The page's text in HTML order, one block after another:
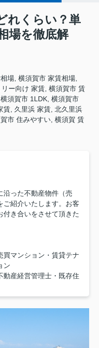
れくらい？単
場を徹底解
場, 横須賀市 家賃相場,
ー向け 家賃, 横須賀市 賃
須賀市 1LDK, 横須賀市
賃, 久里浜 家賃, 北久里浜
市 住みやすい, 横須賀 賃
沿った不動産物件（売
ご紹介いたします。お客
き合いをさせて頂きた
買マンション・賃貸テナ
ン
動産経営管理士・既存住